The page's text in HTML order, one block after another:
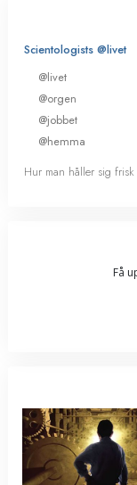
Scientologists @livet
@livet
@orgen
@jobbet
@hemma
Hur man håller sig frisk
Få